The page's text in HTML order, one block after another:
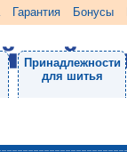
Гарантия Бонусы
Принадлежности
для шитья